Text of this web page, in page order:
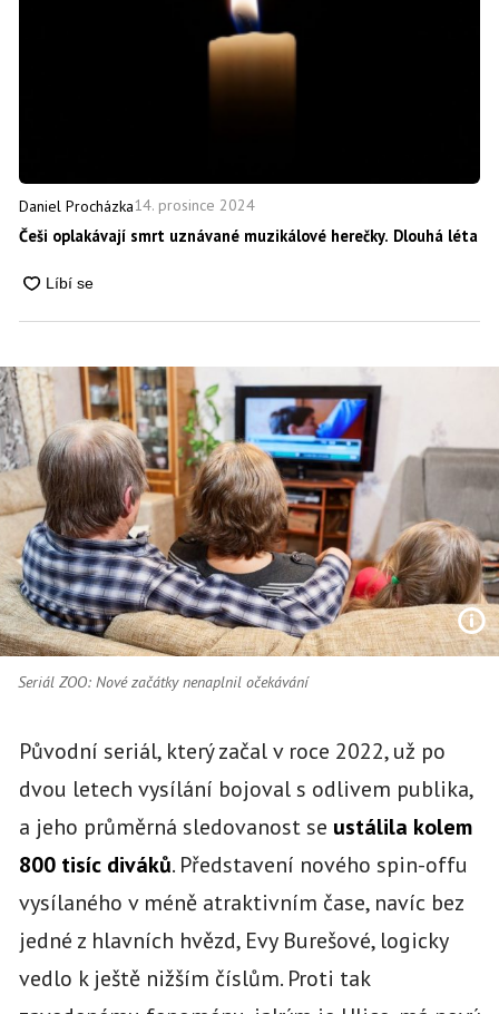
Daniel Procházka14. prosince 2024
Češi oplakávají smrt uznávané muzikálové herečky. Dlouhá léta
Seriál ZOO: Nové začátky nenaplnil očekávání
Původní seriál, který začal v roce 2022, už po
dvou letech vysílání bojoval s odlivem publika,
a jeho průměrná sledovanost se ustálila kolem
800 tisíc diváků. Představení nového spin-offu
vysílaného v méně atraktivním čase, navíc bez
jedné z hlavních hvězd, Evy Burešové, logicky
vedlo k ještě nižším číslům. Proti tak